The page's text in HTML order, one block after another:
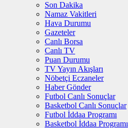
Son Dakika
Namaz Vakitleri
Hava Durumu
Gazeteler
Canlı Borsa
Canlı TV
Puan Durumu
TV Yayın Akışları
Nöbetçi Eczaneler
Haber Gönder
Futbol Canlı Sonuçlar
Basketbol Canlı Sonuçlar
Futbol İddaa Programı
Basketbol İddaa Programı